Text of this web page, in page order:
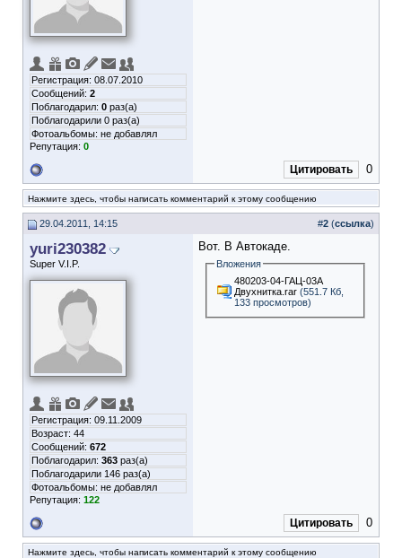
Регистрация: 08.07.2010
Сообщений: 2
Поблагодарил: 0 раз(а)
Поблагодарили 0 раз(а)
Фотоальбомы: не добавлял
Репутация: 0
Цитировать 0
Нажмите здесь, чтобы написать комментарий к этому сообщению
29.04.2011, 14:15 #2 (ссылка)
yuri230382
Super V.I.P.
Регистрация: 09.11.2009
Возраст: 44
Сообщений: 672
Поблагодарил: 363 раз(а)
Поблагодарили 146 раз(а)
Фотоальбомы: не добавлял
Репутация: 122
Вот. В Автокаде.
Вложения
480203-04-ГАЦ-03А
Двухнитка.rar (551.7 Кб,
133 просмотров)
Цитировать 0
Нажмите здесь, чтобы написать комментарий к этому сообщению